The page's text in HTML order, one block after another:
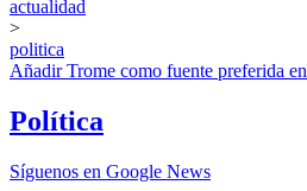
actualidad
>
politica
AñadirTrome como fuente preferida en
Política
Síguenos en Google News